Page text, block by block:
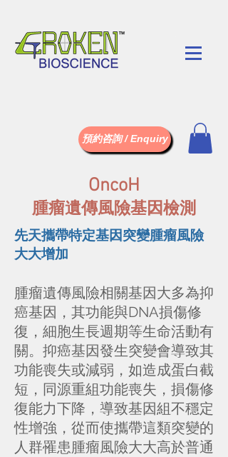
預約咨詢 / Enquiry
OncoH
腫瘤遺傳風險基因檢測
先天攜帶特定基因突變腫瘤風險
大大增加
腫瘤遺傳風險相關基因大多為抑
癌基因，其功能與DNA損傷修
復，細胞生長週期等生命活動有
關。抑癌基因發生突變會導致其
功能喪失或減弱，如造成蛋白截
短，同源重組功能喪失，損傷修
復能力下降，導致基因組不穩定
性增強，從而使攜帶這類突變的
人群罹患腫瘤風險大大高於普通